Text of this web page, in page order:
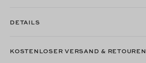
DETAILS
KOSTENLOSER VERSAND & RETOUREN